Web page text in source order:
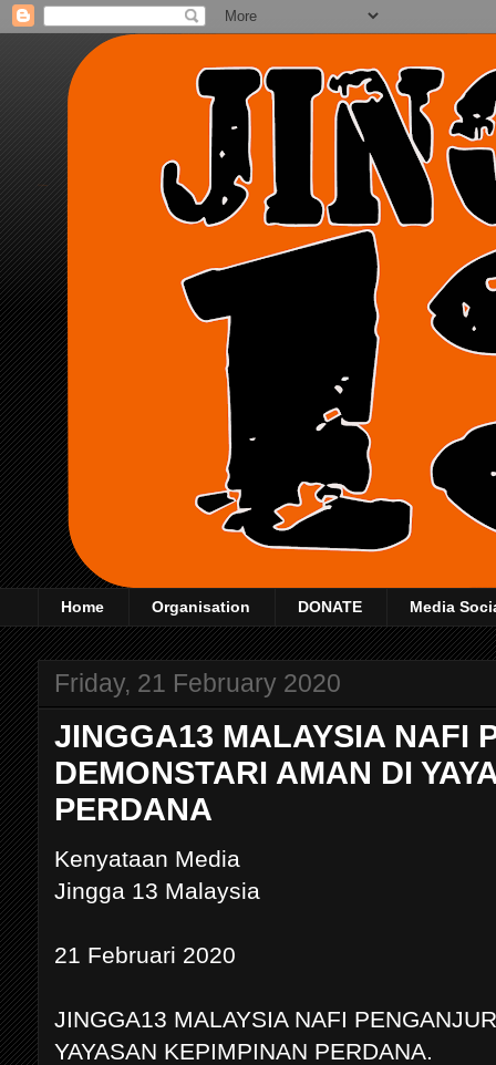
Home Organisation DONATE Media
Friday, 21 February 2020
JINGGA13 MALAYSIA NAFI
DEMONSTARI AMAN DI
PERDANA
Kenyataan Media
Jingga 13 Malaysia
21 Februari 2020
JINGGA13 MALAYSIA NAFI
YAYASAN KEPIMPINAN PERDANA.